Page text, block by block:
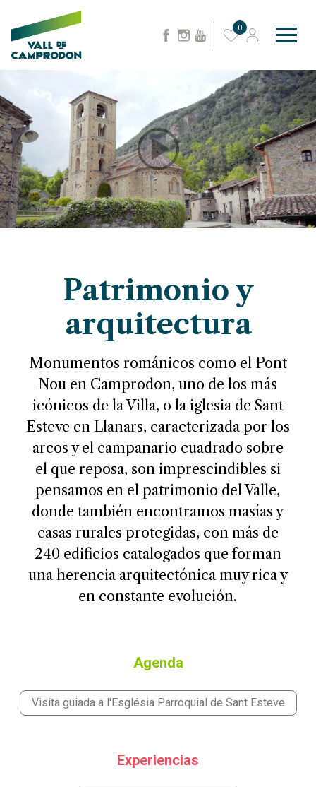
0
Patrimonio y
arquitectura
Monumentos románicos como el Pont
Nou en Camprodon, uno de los más
icónicos de la Villa, o la iglesia de Sant
Esteve en Llanars, caracterizada por los
arcos y el campanario cuadrado sobre
el que reposa, son imprescindibles si
pensamos en el patrimonio del Valle,
donde también encontramos masías y
casas rurales protegidas, con más de
240 edificios catalogados que forman
una herencia arquitectónica muy rica y
en constante evolución.
Agenda
Visita guiada a l'Església Parroquial de Sant Esteve
Experiencias